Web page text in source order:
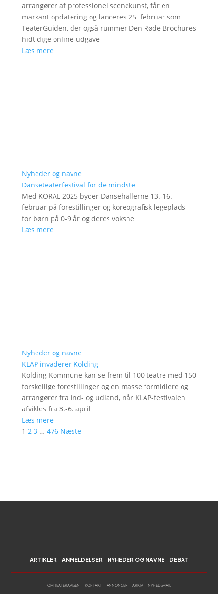
arrangører af professionel scenekunst, får en
markant opdatering og lanceres 25. februar som
TeaterGuiden, der også rummer Den Røde Brochures
hidtidige online-udgave
Læs mere
Nyheder og navne
Danseteaterfestival for de mindste
Med KORAL 2025 byder Dansehallerne 13.-16.
februar på forestillinger og koreografisk legeplads
for børn på 0-9 år og deres voksne
Læs mere
Nyheder og navne
KLAP invaderer Kolding
Kolding Kommune kan se frem til 100 teatre med 150
forskellige forestillinger og en masse formidlere og
arrangører fra ind- og udland, når KLAP-festivalen
afvikles fra 3.-6. april
Læs mere
1 2 3 … 476 Næste
ARTIKLER ANMELDELSER NYHEDER OG NAVNE DEBAT
OM TEATERAVISEN KONTAKT ANNONCER ARKIV NYHEDSMAIL